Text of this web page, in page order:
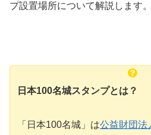
プ設置場所について解説します。
日本100名城スタンプとは？
「日本100名城」は公益財団法